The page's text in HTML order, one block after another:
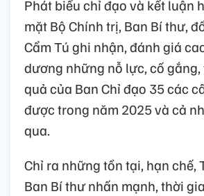
Phát biểu chỉ đạo và kết luận
mặt Bộ Chính trị, Ban Bí thư,
Cẩm Tú ghi nhận, đánh giá
dương những nỗ lực, cố
quả của Ban Chỉ đạo 35 các
được trong năm 2025 và cả
qua.
Chỉ ra những tồn tại, hạn chế,
Ban Bí thư nhấn mạnh, thời